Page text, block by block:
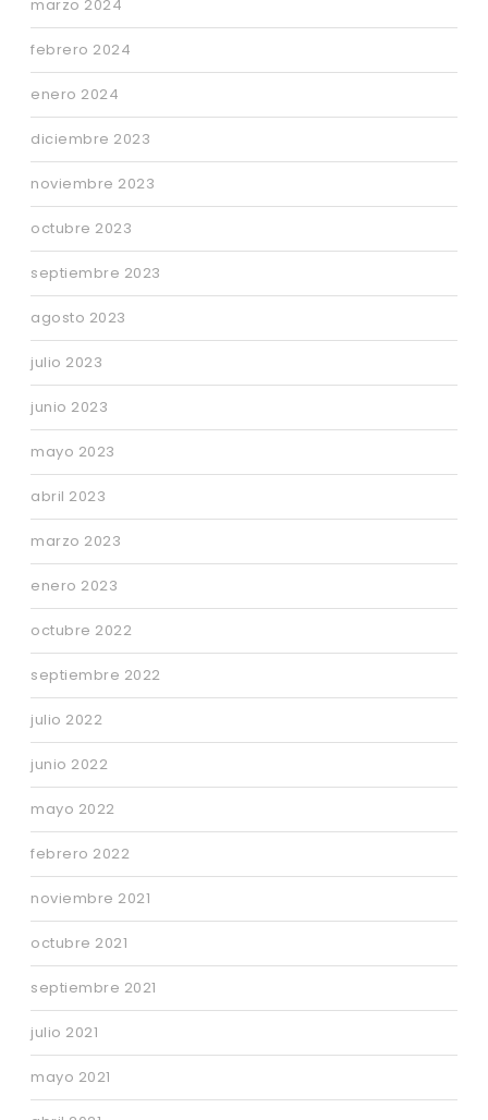
marzo 2024
febrero 2024
enero 2024
diciembre 2023
noviembre 2023
octubre 2023
septiembre 2023
agosto 2023
julio 2023
junio 2023
mayo 2023
abril 2023
marzo 2023
enero 2023
octubre 2022
septiembre 2022
julio 2022
junio 2022
mayo 2022
febrero 2022
noviembre 2021
octubre 2021
septiembre 2021
julio 2021
mayo 2021